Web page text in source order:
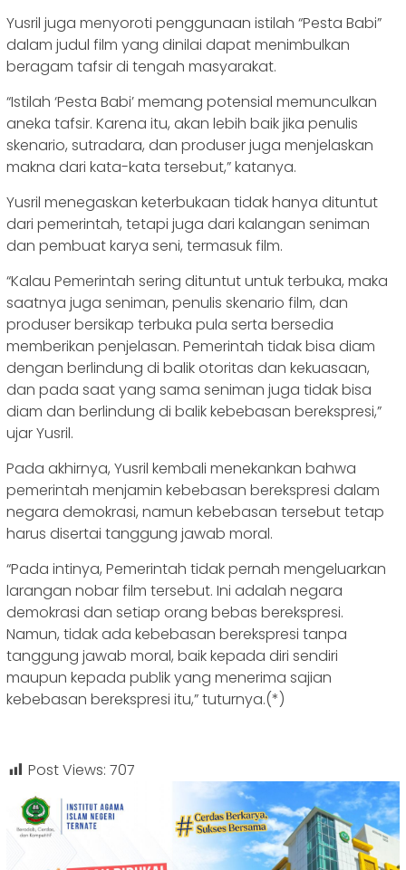
Yusril juga menyoroti penggunaan istilah “Pesta Babi”
dalam judul film yang dinilai dapat menimbulkan
beragam tafsir di tengah masyarakat.
“Istilah ‘Pesta Babi’ memang potensial memunculkan
aneka tafsir. Karena itu, akan lebih baik jika penulis
skenario, sutradara, dan produser juga menjelaskan
makna dari kata-kata tersebut,” katanya.
Yusril menegaskan keterbukaan tidak hanya dituntut
dari pemerintah, tetapi juga dari kalangan seniman
dan pembuat karya seni, termasuk film.
“Kalau Pemerintah sering dituntut untuk terbuka, maka
saatnya juga seniman, penulis skenario film, dan
produser bersikap terbuka pula serta bersedia
memberikan penjelasan. Pemerintah tidak bisa diam
dengan berlindung di balik otoritas dan kekuasaan,
dan pada saat yang sama seniman juga tidak bisa
diam dan berlindung di balik kebebasan berekspresi,”
ujar Yusril.
Pada akhirnya, Yusril kembali menekankan bahwa
pemerintah menjamin kebebasan berekspresi dalam
negara demokrasi, namun kebebasan tersebut tetap
harus disertai tanggung jawab moral.
“Pada intinya, Pemerintah tidak pernah mengeluarkan
larangan nobar film tersebut. Ini adalah negara
demokrasi dan setiap orang bebas berekspresi.
Namun, tidak ada kebebasan berekspresi tanpa
tanggung jawab moral, baik kepada diri sendiri
maupun kepada publik yang menerima sajian
kebebasan berekspresi itu,” tuturnya.(*)
Post Views: 707